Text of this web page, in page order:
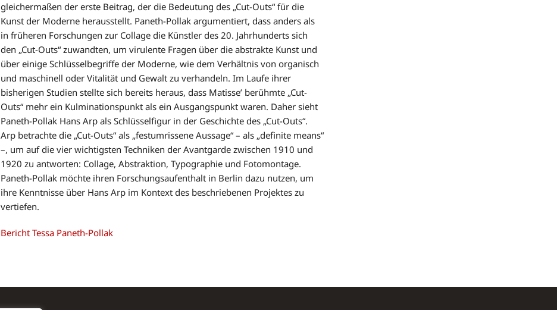
gleichermaßen der erste Beitrag, der die Bedeutung des „Cut-Outs“ für die
Kunst der Moderne herausstellt. Paneth-Pollak argumentiert, dass anders als
in früheren Forschungen zur Collage die Künstler des 20. Jahrhunderts sich
den „Cut-Outs“ zuwandten, um virulente Fragen über die abstrakte Kunst und
über einige Schlüsselbegriffe der Moderne, wie dem Verhältnis von organisch
und maschinell oder Vitalität und Gewalt zu verhandeln. Im Laufe ihrer
bisherigen Studien stellte sich bereits heraus, dass Matisse’ berühmte „Cut-
Outs“ mehr ein Kulminationspunkt als ein Ausgangspunkt waren. Daher sieht
Paneth-Pollak Hans Arp als Schlüsselfigur in der Geschichte des „Cut-Outs“.
Arp betrachte die „Cut-Outs“ als „festumrissene Aussage“ – als „definite means“
–, um auf die vier wichtigsten Techniken der Avantgarde zwischen 1910 und
1920 zu antworten: Collage, Abstraktion, Typographie und Fotomontage.
Paneth-Pollak möchte ihren Forschungsaufenthalt in Berlin dazu nutzen, um
ihre Kenntnisse über Hans Arp im Kontext des beschriebenen Projektes zu
vertiefen.
Bericht Tessa Paneth-Pollak